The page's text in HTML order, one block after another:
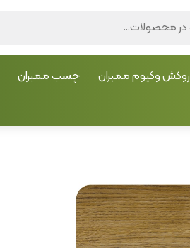
روکش وکیوم ممبران چسب ممبران